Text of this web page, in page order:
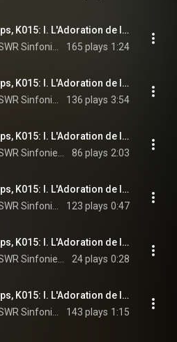
Le sacre du printemps, K015: I. L'Adoration de la Terre: No. 3, Jeu du rapt
165 plays 1:24
Le sacre du printemps, K015: I. L'Adoration de la Terre: No. 4, Rondes printanières
136 plays 3:54
Le sacre du printemps, K015: I. L'Adoration de la Terre: No. 5, Jeux des cités rivales
86 plays 2:03
Le sacre du printemps, K015: I. L'Adoration de la Terre: No. 6, Cortège du Sage
123 plays 0:47
Le sacre du printemps, K015: I. L'Adoration de la Terre: No. 7, Le Sage
24 plays 0:28
Le sacre du printemps, K015: I. L'Adoration de la Terre: No. 8, Danse de la terre
143 plays 1:15